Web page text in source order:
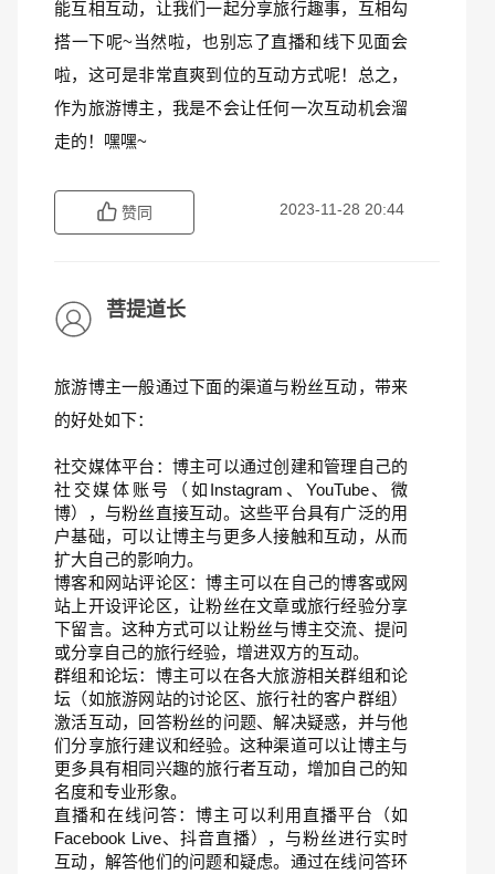
能互相互动，让我们一起分享旅行趣事，互相勾
搭一下呢~当然啦，也别忘了直播和线下见面会
啦，这可是非常直爽到位的互动方式呢！总之，
作为旅游博主，我是不会让任何一次互动机会溜
走的！嘿嘿~
赞同 2023-11-28 20:44
菩提道长
旅游博主一般通过下面的渠道与粉丝互动，带来
的好处如下：
社交媒体平台：博主可以通过创建和管理自己的
社交媒体账号（如Instagram、YouTube、微
博），与粉丝直接互动。这些平台具有广泛的用
户基础，可以让博主与更多人接触和互动，从而
扩大自己的影响力。
博客和网站评论区：博主可以在自己的博客或网
站上开设评论区，让粉丝在文章或旅行经验分享
下留言。这种方式可以让粉丝与博主交流、提问
或分享自己的旅行经验，增进双方的互动。
群组和论坛：博主可以在各大旅游相关群组和论
坛（如旅游网站的讨论区、旅行社的客户群组）
激活互动，回答粉丝的问题、解决疑惑，并与他
们分享旅行建议和经验。这种渠道可以让博主与
更多具有相同兴趣的旅行者互动，增加自己的知
名度和专业形象。
直播和在线问答：博主可以利用直播平台（如
Facebook Live、抖音直播），与粉丝进行实时
互动，解答他们的问题和疑虑。通过在线问答环